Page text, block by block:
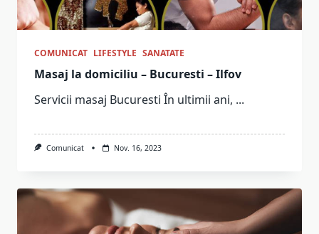
COMUNICAT LIFESTYLE SANATATE
Masaj la domiciliu – Bucuresti – Ilfov
Servicii masaj Bucuresti În ultimii ani, ...
Comunicat Nov. 16, 2023